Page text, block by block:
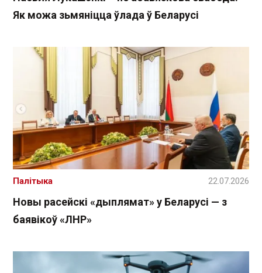
Як можа зьмяніцца ўлада ў Беларусі
Новы расейскі «дыплямат» у Беларусі — з
баявікоў «ЛНР»
Палітыка 22.07.2026